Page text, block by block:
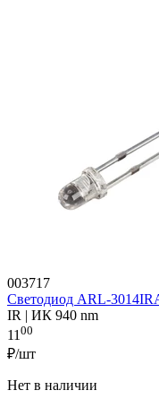
003717
Светодиод ARL-
IR | ИК 940 nm
1100
₽/шт
Нет в наличии